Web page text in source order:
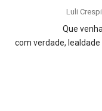
Luli
Que
com verdade,